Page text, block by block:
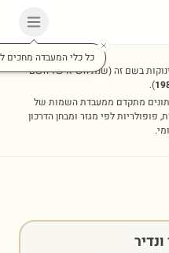
כל כלי המעבדה מחכים
בשם זה(שנת השיא של השם
).
מתקדם ממעבדת השמות של
לפי מגזר ומבחן הדרכון